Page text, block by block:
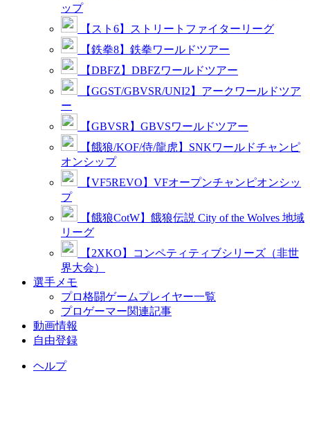
ップ
【スト6】ストリートファイターリーグ
【鉄拳8】鉄拳ワールドツアー
【DBFZ】DBFZワールドツアー
【GGST/GBVSR/UNI2】アークワールドツア
ー
【GBVSR】GBVSワールドツアー
【餓狼/KOF/侍/龍虎】SNKワールドチャンピ
オンシップ
【VF5REVO】VFオープンチャンピオンシッ
プ
【餓狼CotW】餓狼伝説 City of the Wolves 地域
リーグ
【2XKO】コンペティティブシリーズ（非世
界大会）
選手メモ
プロ格闘ゲームプレイヤー一覧
プロゲーマー関連記事
動画情報
自由登録
ヘルプ